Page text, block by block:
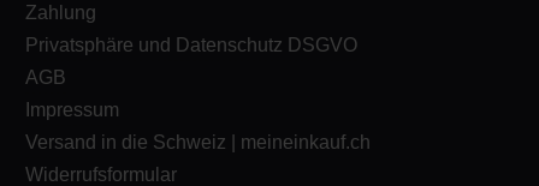
Zahlung
Privatsphäre und Datenschutz DSGVO
AGB
Impressum
Versand in die Schweiz | meineinkauf.ch
Widerrufsformular